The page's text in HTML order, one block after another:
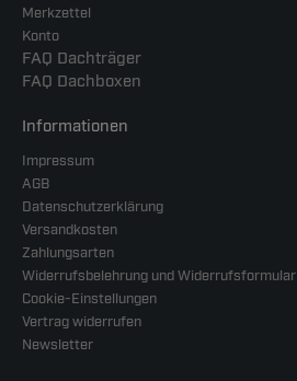
Merkzettel
Konto
FAQ Dachträger
FAQ Dachboxen
Informationen
Impressum
AGB
Datenschutzerklärung
Versandkosten
Zahlungsarten
Widerrufsbelehrung und Widerrufsformular
Cookie-Einstellungen
Vertrag widerrufen
Newsletter